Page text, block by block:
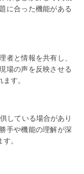
に合った機能がある
と情報を共有し、
場の声を反映させる
す。
している場合があり
手や機能の理解が深
。